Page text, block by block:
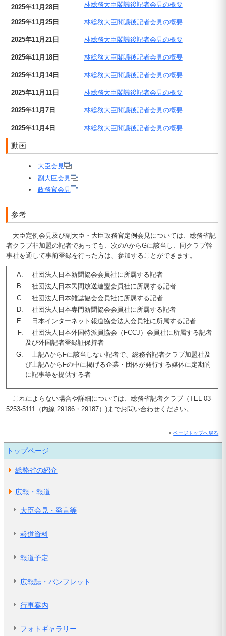
2025年11月28日 林総務大臣閣議後記者会見の概要
2025年11月25日 林総務大臣閣議後記者会見の概要
2025年11月21日 林総務大臣閣議後記者会見の概要
2025年11月18日 林総務大臣閣議後記者会見の概要
2025年11月14日 林総務大臣閣議後記者会見の概要
2025年11月11日 林総務大臣閣議後記者会見の概要
2025年11月7日 林総務大臣閣議後記者会見の概要
2025年11月4日 林総務大臣閣議後記者会見の概要
動画
大臣会見
副大臣会見
政務官会見
参考
大臣定例会見及び副大臣・大臣政務官定例会見については、総務省記
者クラブ非加盟の記者であっても、次のAからGに該当し、同クラブ幹
事社を通して事前登録を行った方は、参加することができます。
社団法人日本新聞協会会員社に所属する記者
社団法人日本民間放送連盟会員社に所属する記者
社団法人日本雑誌協会会員社に所属する記者
社団法人日本専門新聞協会会員社に所属する記者
日本インターネット報道協会法人会員社に所属する記者
社団法人日本外国特派員協会（FCCJ）会員社に所属する記者
及び外国記者登録証保持者
上記AからFに該当しない記者で、総務省記者クラブ加盟社及
び上記AからFの中に掲げる企業・団体が発行する媒体に定期的
に記事等を提供する者
これによらない場合や詳細については、総務省記者クラブ（TEL 03-
5253-5111（内線 29186・29187）)までお問い合わせください。
ページトップへ戻る
トップページ
総務省の紹介
広報・報道
大臣会見・発言等
報道資料
報道予定
広報誌・パンフレット
行事案内
フォトギャラリー